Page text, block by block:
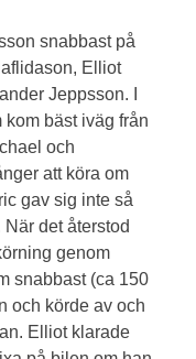
snabbast på
Elliot
Jeppsson. I
bäst iväg från
och
att köra om
gav sig inte så
det återstod
genom
snabbast (ca 150
och körde av och
Elliot klarade